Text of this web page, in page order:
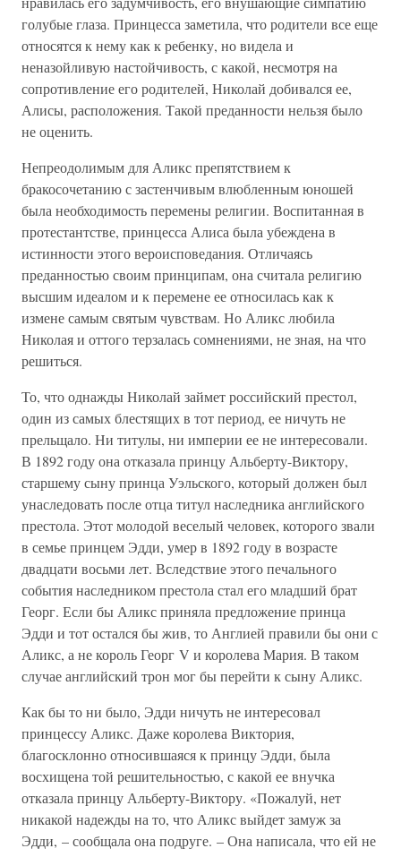
голубые глаза. Принцесса заметила, что родители все еще
относятся к нему как к ребенку, но видела и
неназойливую настойчивость, с какой, несмотря на
сопротивление его родителей, Николай добивался ее,
Алисы, расположения. Такой преданности нельзя было
не оценить.
Непреодолимым для Аликс препятствием к
бракосочетанию с застенчивым влюбленным юношей
была необходимость перемены религии. Воспитанная в
протестантстве, принцесса Алиса была убеждена в
истинности этого вероисповедания. Отличаясь
преданностью своим принципам, она считала религию
высшим идеалом и к перемене ее относилась как к
измене самым святым чувствам. Но Аликс любила
Николая и оттого терзалась сомнениями, не зная, на что
решиться.
То, что однажды Николай займет российский престол,
один из самых блестящих в тот период, ее ничуть не
прельщало. Ни титулы, ни империи ее не интересовали.
В 1892 году она отказала принцу Альберту-Виктору,
старшему сыну принца Уэльского, который должен был
унаследовать после отца титул наследника английского
престола. Этот молодой веселый человек, которого звали
в семье принцем Эдди, умер в 1892 году в возрасте
двадцати восьми лет. Вследствие этого печального
события наследником престола стал его младший брат
Георг. Если бы Аликс приняла предложение принца
Эдди и тот остался бы жив, то Англией правили бы они с
Аликс, а не король Георг V и королева Мария. В таком
случае английский трон мог бы перейти к сыну Аликс.
Как бы то ни было, Эдди ничуть не интересовал
принцессу Аликс. Даже королева Виктория,
благосклонно относившаяся к принцу Эдди, была
восхищена той решительностью, с какой ее внучка
отказала принцу Альберту-Виктору. «Пожалуй, нет
никакой надежды на то, что Аликс выйдет замуж за
Эдди, – сообщала она подруге. – Она написала, что ей не